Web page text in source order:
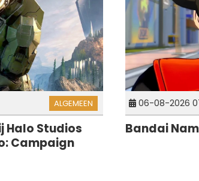
ALGEMEEN
Halo Studios
Campaign
06-08-2026
Bandai